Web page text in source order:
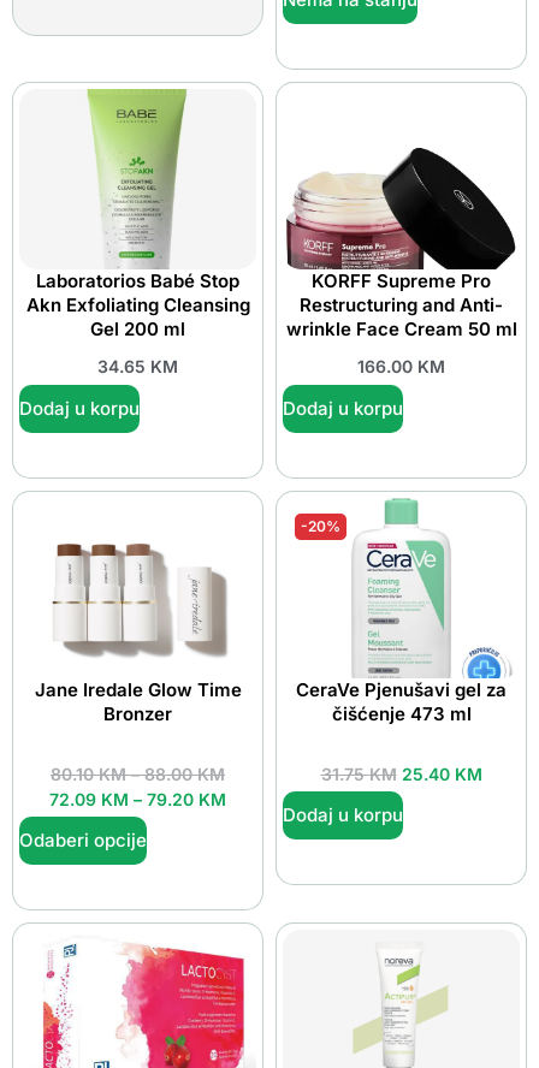
Laboratorios Babé Stop
Akn Exfoliating Cleansing
Gel 200 ml
34.65 KM
Dodaj u korpu
KORFF Supreme Pro
Restructuring and Anti-
wrinkle Face Cream 50 ml
166.00 KM
Dodaj u korpu
Jane Iredale Glow Time
Bronzer
80.10KM – 88.00KM
72.09 KM – 79.20 KM
Odaberi opcije
-20%
CeraVe Pjenušavi gel za
čišćenje 473 ml
31.75KM 25.40 KM
Dodaj u korpu